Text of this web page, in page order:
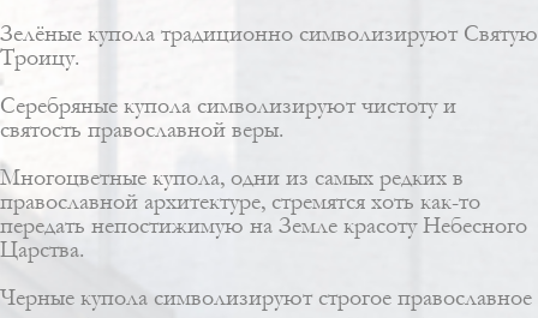
Зелёные купола традиционно символизируют Святую
Троицу.
Серебряные купола символизируют чистоту и
святость православной веры.
Многоцветные купола, одни из самых редких в
православной архитектуре, стремятся хоть как-то
передать непостижимую на Земле красоту Небесного
Царства.
Черные купола символизируют строгое православное